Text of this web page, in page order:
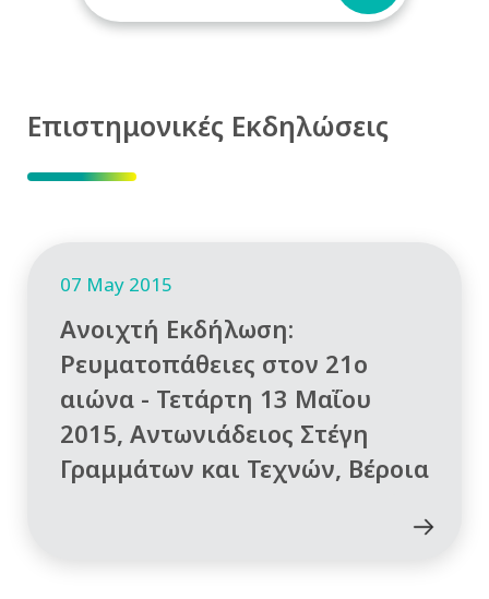
Επιστημονικές Εκδηλώσεις
07 May 2015
Ανοιχτή Εκδήλωση:
Ρευματοπάθειες στον 21ο
αιώνα - Τετάρτη 13 Μαΐου
2015, Αντωνιάδειος Στέγη
Γραμμάτων και Τεχνών, Βέροια